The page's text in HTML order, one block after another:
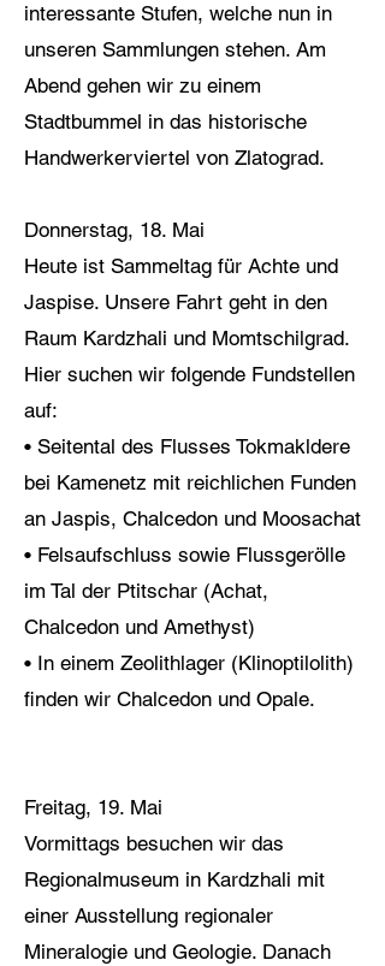
interessante Stufen, welche nun in
unseren Sammlungen stehen. Am
Abend gehen wir zu einem
Stadtbummel in das historische
Handwerkerviertel von Zlatograd.
Donnerstag, 18. Mai
Heute ist Sammeltag für Achte und
Jaspise. Unsere Fahrt geht in den
Raum Kardzhali und Momtschilgrad.
Hier suchen wir folgende Fundstellen
auf:
• Seitental des Flusses Tokmakldere
bei Kamenetz mit reichlichen Funden
an Jaspis, Chalcedon und Moosachat
• Felsaufschluss sowie Flussgerölle
im Tal der Ptitschar (Achat,
Chalcedon und Amethyst)
• In einem Zeolithlager (Klinoptilolith)
finden wir Chalcedon und Opale.
Freitag, 19. Mai
Vormittags besuchen wir das
Regionalmuseum in Kardzhali mit
einer Ausstellung regionaler
Mineralogie und Geologie. Danach